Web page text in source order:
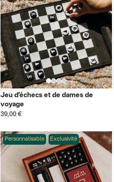
Jeu d’échecs et de dames de
voyage
39,00 €
Personnalisable Exclusivité